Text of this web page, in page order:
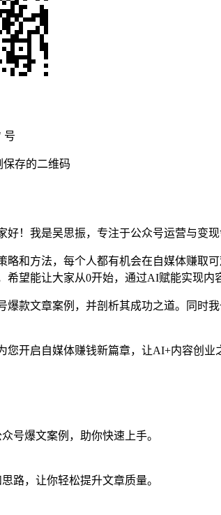
号
存的二维码
好！我是吴思振，专注于公众号运营与变
略和方法，每个人都有机会在自媒体赚取
希望能让大家从0开始，通过AI赋能实现内
爆款文章案例，并剖析其成功之道。同时
您开启自媒体赚钱新篇章，让AI+内容创
号爆文案例，助你快速上手。
路，让你轻松提升文章质量。